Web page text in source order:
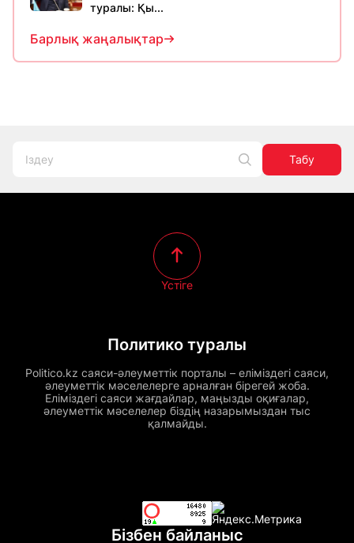
туралы: Қы...
Барлық жаңалықтар
Табу
Политико туралы
Politico.kz саяси-әлеуметтік порталы – еліміздегі саяси,
әлеуметтік мәселелерге арналған бірегей жоба.
Еліміздегі саяси жағдайлар, маңызды оқиғалар,
әлеуметтік мәселелер біздің назарымыздан тыс
қалмайды.
Үстіге
Бізбен байланыс